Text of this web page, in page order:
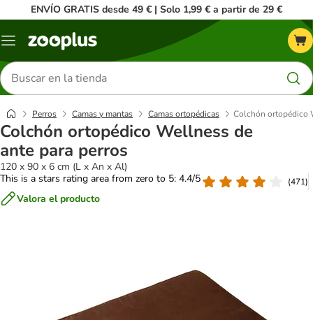
ENVÍO GRATIS desde 49 € | Solo 1,99 € a partir de 29 €
Menú
Buscar
productos
Perros Camas y mantas Camas ortopédicas Colchón ortopédico
Colchón ortopédico Wellness de
ante para perros
120 x 90 x 6 cm (L x An x Al)
This is a stars rating area from zero to 5: 4.4/5
(471)
Valora el producto